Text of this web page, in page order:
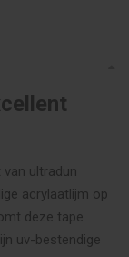
ultradun
acrylaatlijm op
deze tape
uv-bestendige